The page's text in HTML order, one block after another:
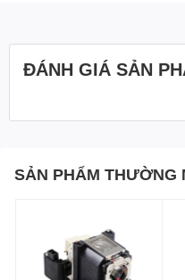
ĐÁNH GIÁ SẢN
SẢN PHẨM THƯỜNG